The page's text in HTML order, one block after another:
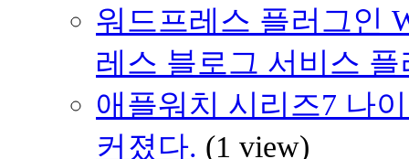
워드프레스 플러그인
레스 블로그 서비스 플
애플워치 시리즈7 나
커졌다. (1 view)